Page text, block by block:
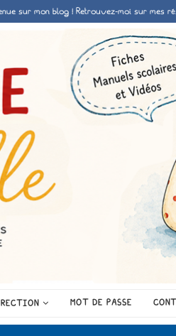
sur mon blog ! Retrouvez-moi sur mes
MOT DE PASSE